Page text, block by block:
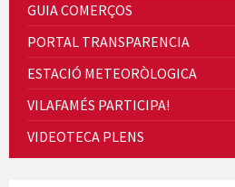
Cicle de Cine i Dones rurals
GUIA COMERÇOS
PORTAL TRANSPARENCIA
ESTACIÓ METEORÒLOGICA
VILAFAMÉS PARTICIPA!
VIDEOTECA PLENS